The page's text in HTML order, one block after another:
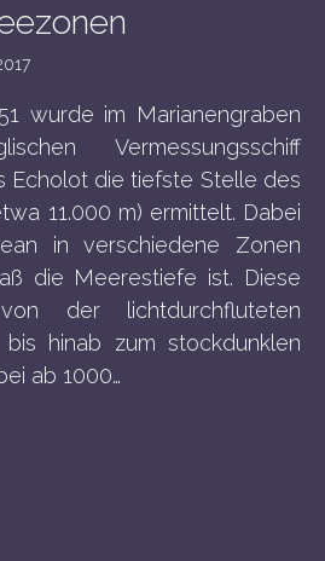
wurde im Marianengraben
Vermessungsschiff
Echolot die tiefste Stelle des
11.000 m) ermittelt. Dabei
in verschiedene Zonen
die Meerestiefe ist. Diese
der lichtdurchfluteten
hinab zum stockdunklen
ab 1000…